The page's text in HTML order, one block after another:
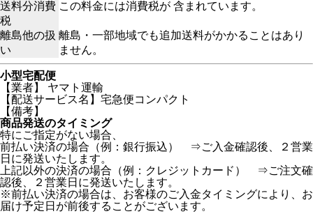
送料分消費
税
この料金には消費税が 含まれています。
離島他の扱
い
離島・一部地域でも追加送料がかかることはあり
ません。
小型宅配便
【業者】 ヤマト運輸
【配送サービス名】宅急便コンパクト
【備考】
商品発送のタイミング
特にご指定がない場合、
前払い決済の場合（例：銀行振込） ⇒ご入金確認後、２営業
日に発送いたします。
上記以外の決済の場合（例：クレジットカード） ⇒ご注文確
認後、２営業日に発送いたします。
※前払い決済の場合は、お客様のご入金タイミングにより、お
届け予定日が前後することがございます。